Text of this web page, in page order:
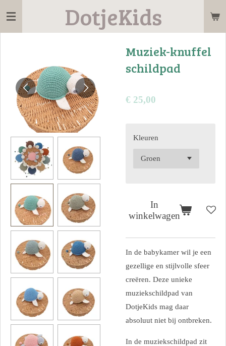
Ga
hoofdinhoud
DotjeKids
Muziek-knuffel
schildpad
€ 25,00
Kleuren
In
winkelwagen
In de babykamer wil je een
gezellige en stijlvolle sfeer
creëren. Deze unieke
muziekschildpad van
DotjeKids mag daar
absoluut niet bij ontbreken.
In de muziekschildpad zit